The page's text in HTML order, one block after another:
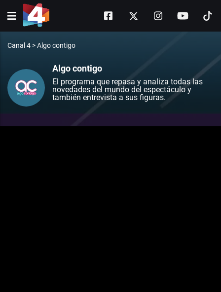
Canal 4 >Algo contigo
Algo contigo
El programa que repasa y analiza todas las
novedades del mundo del espectáculo y
también entrevista a sus figuras.